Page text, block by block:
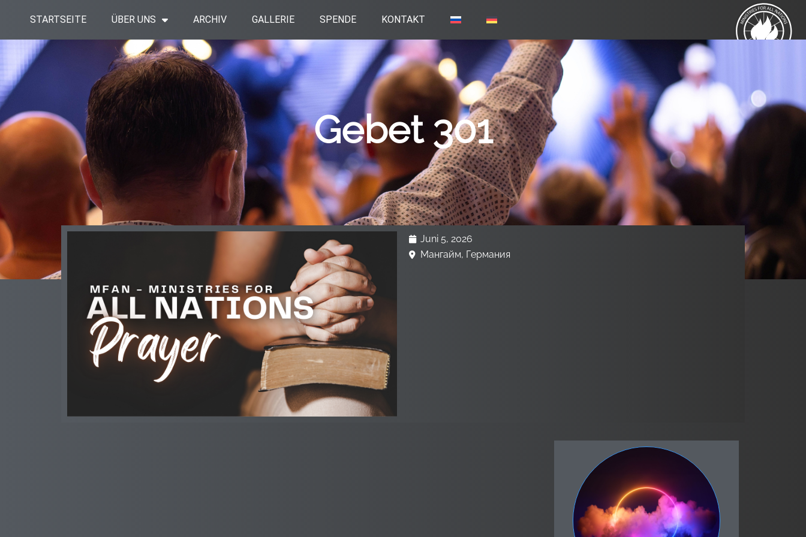
springen
STARTSEITE ÜBER UNS ARCHIV GALLERIE SPENDE KONTAKT
Gebet 301
Juni 5, 2026
Мангайм, Германия